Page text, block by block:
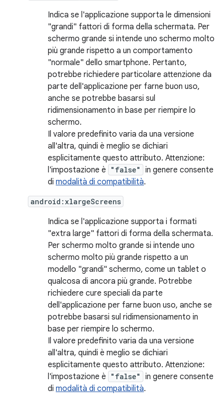
Indica se l'applicazione supporta le dimensioni
"grandi" fattori di forma della schermata. Per
schermo grande si intende uno schermo molto
più grande rispetto a un comportamento
"normale" dello smartphone. Pertanto,
potrebbe richiedere particolare attenzione da
parte dell'applicazione per farne buon uso,
anche se potrebbe basarsi sul
ridimensionamento in base per riempire lo
schermo.
Il valore predefinito varia da una versione
all'altra, quindi è meglio se dichiari
esplicitamente questo attributo. Attenzione:
l'impostazione è
"false"
in genere consente
di modalità di compatibilità.
android:xlargeScreens
Indica se l'applicazione supporta i formati
"extra large" fattori di forma della schermata.
Per schermo molto grande si intende uno
schermo molto più grande rispetto a un
modello "grandi" schermo, come un tablet o
qualcosa di ancora più grande. Potrebbe
richiedere cure speciali da parte
dell'applicazione per farne buon uso, anche se
potrebbe basarsi sul ridimensionamento in
base per riempire lo schermo.
Il valore predefinito varia da una versione
all'altra, quindi è meglio se dichiari
esplicitamente questo attributo. Attenzione:
l'impostazione è
"false"
in genere consente
di modalità di compatibilità.